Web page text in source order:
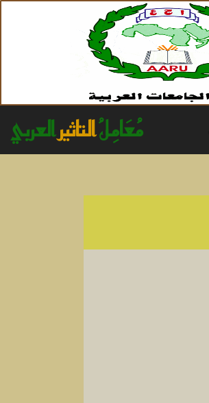
مُعَامِلُالتاثيرالعربي